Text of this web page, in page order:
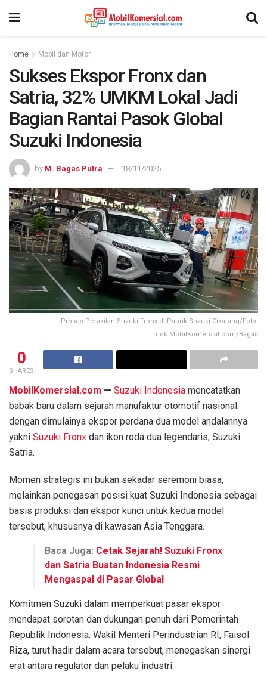
Home Mobil dan Motor
Sukses Ekspor Fronx dan
Satria, 32% UMKM Lokal Jadi
Bagian Rantai Pasok Global
Suzuki Indonesia
by M. Bagas Putra 18/11/2025
Proses Perakitan Suzuki Fronx di Pabrik Suzuki Cikarang/Foto:
dok.MobilKomersial.com/Bagas
0
SHARES
MobilKomersial.com — Suzuki Indonesia mencatatkan
babak baru dalam sejarah manufaktur otomotif nasional.
dengan dimulainya ekspor perdana dua model andalannya
yakni Suzuki Fronx dan ikon roda dua legendaris, Suzuki
Satria.
Momen strategis ini bukan sekadar seremoni biasa,
melainkan penegasan posisi kuat Suzuki Indonesia sebagai
basis produksi dan ekspor kunci untuk kedua model
tersebut, khususnya di kawasan Asia Tenggara.
Baca Juga: Cetak Sejarah! Suzuki Fronx
dan Satria Buatan Indonesia Resmi
Mengaspal di Pasar Global
Komitmen Suzuki dalam memperkuat pasar ekspor
mendapat sorotan dan dukungan penuh dari Pemerintah
Republik Indonesia. Wakil Menteri Perindustrian RI, Faisol
Riza, turut hadir dalam acara tersebut, menegaskan sinergi
erat antara regulator dan pelaku industri.